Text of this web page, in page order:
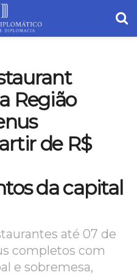
Região
de R$
da capital
até 07 de
completos com
e sobremesa,